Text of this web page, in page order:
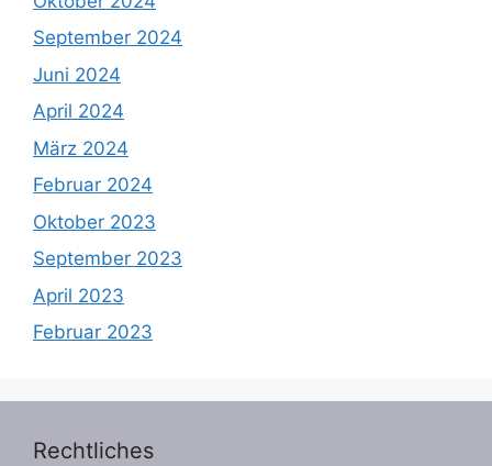
September 2024
Juni 2024
April 2024
März 2024
Februar 2024
Oktober 2023
September 2023
April 2023
Februar 2023
Rechtliches